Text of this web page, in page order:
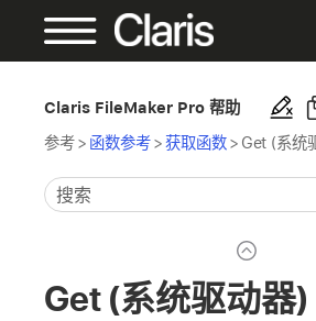
Claris FileMaker Pro 帮助
参考> 函数参考>获取函数 > Get (系统
Get (系统驱动器)